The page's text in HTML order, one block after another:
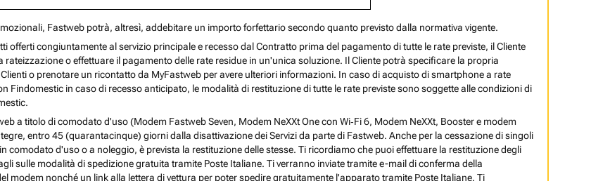
Fastweb potrà, altresì, addebitare un importo forfettario secondo quanto previsto dalla normativa vigente.
congiuntamente al servizio principale e recesso dal Contratto prima del pagamento di tutte le rate previste, il Cliente
o effettuare il pagamento delle rate residue in un'unica soluzione. Il Cliente potrà specificare la propria
o prenotare un ricontatto da MyFastweb per avere ulteriori informazioni. In caso di acquisto di smartphone a rate
in caso di recesso anticipato, le modalità di restituzione di tutte le rate previste sono soggette alle condizioni di
a titolo di comodato d'uso (Modem Fastweb Seven, Modem NeXXt One con Wi‑Fi 6, Modem NeXXt, Booster e modem
entro 45 (quarantacinque) giorni dalla disattivazione dei Servizi da parte di Fastweb. Anche per la cessazione di singoli
comodato d'uso o a noleggio, è prevista la restituzione delle stesse. Ti ricordiamo che puoi effettuare la restituzione degli
sulle modalità di spedizione gratuita tramite Poste Italiane. Ti verranno inviate tramite e-mail di conferma della
modem nonché un link alla lettera di vettura per poter spedire gratuitamente l'apparato tramite Poste Italiane. Ti